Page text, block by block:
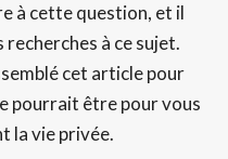
à cette question, et il
à ce sujet.
cet article pour
pourrait être pour vous
la vie privée.